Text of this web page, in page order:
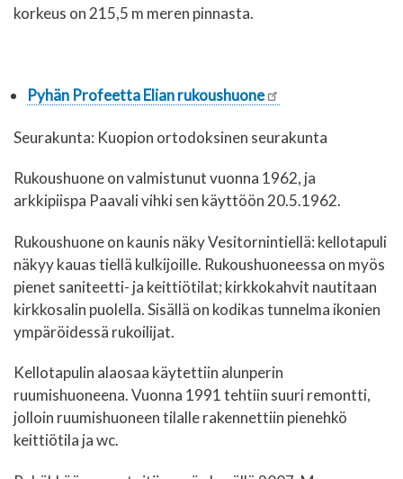
korkeus on 215,5 m meren pinnasta.
Pyhän Profeetta Elian rukoushuone
Seurakunta: Kuopion ortodoksinen seurakunta
Rukoushuone on valmistunut vuonna 1962, ja
arkkipiispa Paavali vihki sen käyttöön 20.5.1962.
Rukoushuone on kaunis näky Vesitornintiellä: kellotapuli
näkyy kauas tiellä kulkijoille. Rukoushuoneessa on myös
pienet saniteetti- ja keittiötilat; kirkkokahvit nautitaan
kirkkosalin puolella. Sisällä on kodikas tunnelma ikonien
ympäröidessä rukoilijat.
Kellotapulin alaosaa käytettiin alunperin
ruumishuoneena. Vuonna 1991 tehtiin suuri remontti,
jolloin ruumishuoneen tilalle rakennettiin pienehkö
keittiötila ja wc.